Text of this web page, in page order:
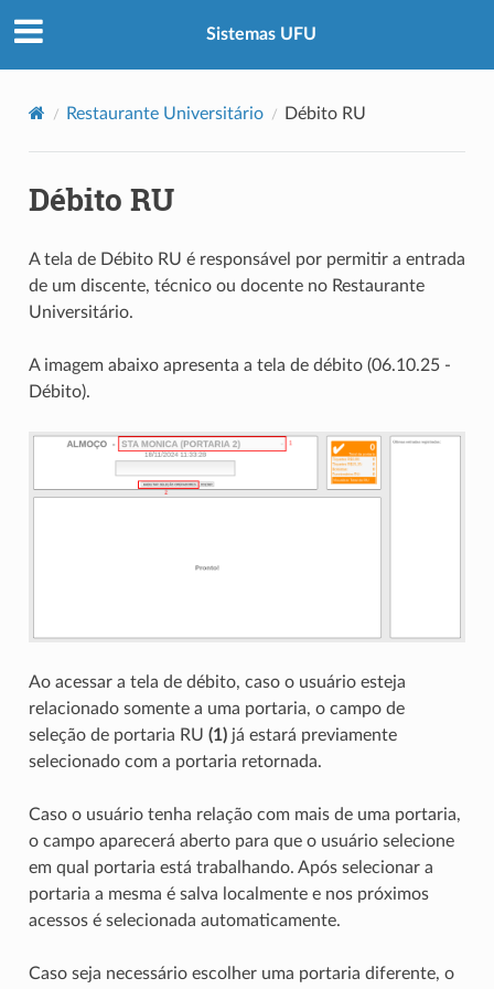
Sistemas UFU
Restaurante Universitário Débito RU
Débito RU
A tela de Débito RU é responsável por permitir a entrada
de um discente, técnico ou docente no Restaurante
Universitário.
A imagem abaixo apresenta a tela de débito (06.10.25 -
Débito).
Ao acessar a tela de débito, caso o usuário esteja
relacionado somente a uma portaria, o campo de
seleção de portaria RU (1)já estará previamente
selecionado com a portaria retornada.
Caso o usuário tenha relação com mais de uma portaria,
o campo aparecerá aberto para que o usuário selecione
em qual portaria está trabalhando. Após selecionar a
portaria a mesma é salva localmente e nos próximos
acessos é selecionada automaticamente.
Caso seja necessário escolher uma portaria diferente, o